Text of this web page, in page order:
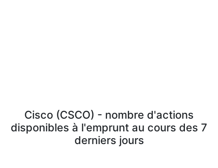
Cisco (CSCO) - nombre d'actions
disponibles à l'emprunt au cours des 7
derniers jours